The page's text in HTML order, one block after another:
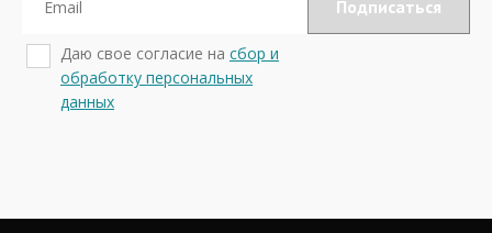
Даю свое согласие на сбор и
обработку персональных
данных